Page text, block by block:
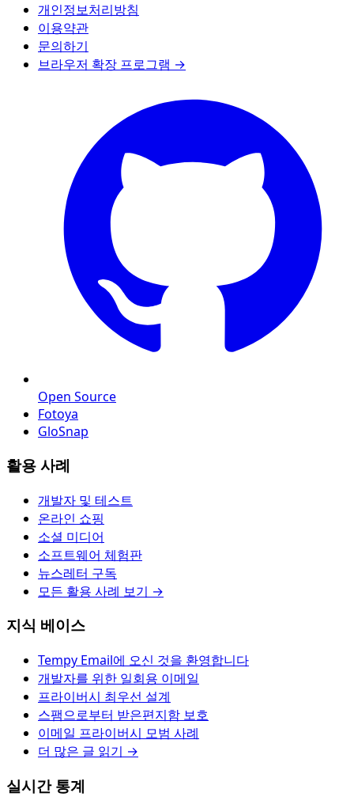
개인정보처리방침
이용약관
문의하기
브라우저 확장 프로그램 →
Open Source
Fotoya
GloSnap
활용 사례
개발자 및 테스트
온라인 쇼핑
소셜 미디어
소프트웨어 체험판
뉴스레터 구독
모든 활용 사례 보기 →
지식 베이스
Tempy Email에 오신 것을 환영합니다
개발자를 위한 일회용 이메일
프라이버시 최우선 설계
스팸으로부터 받은편지함 보호
이메일 프라이버시 모범 사례
더 많은 글 읽기 →
실시간 통계